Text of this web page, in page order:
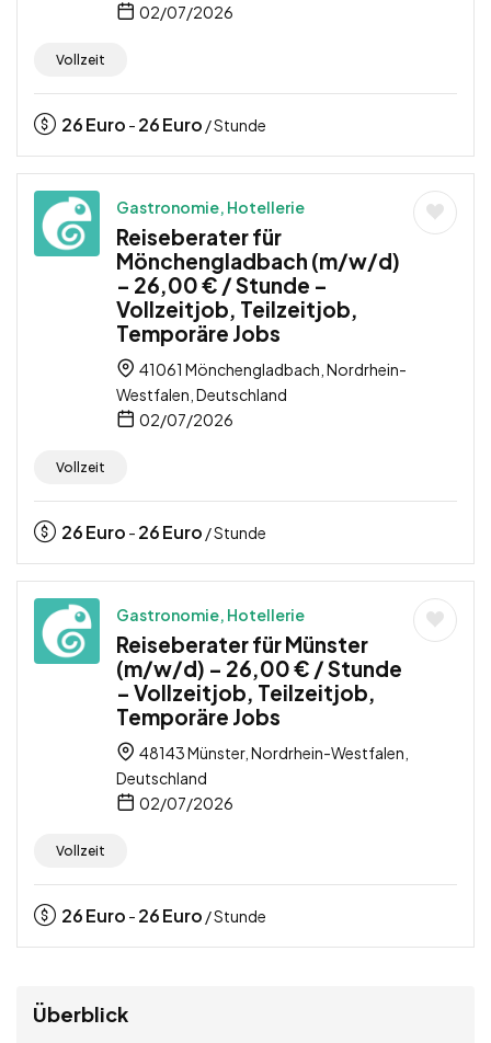
02/07/2026
Vollzeit
26Euro - 26Euro / Stunde
Gastronomie, Hotellerie
Reiseberater für
Mönchengladbach (m/w/d)
– 26,00 € / Stunde –
Vollzeitjob, Teilzeitjob,
Temporäre Jobs
41061 Mönchengladbach, Nordrhein-
Westfalen, Deutschland
02/07/2026
Vollzeit
26Euro - 26Euro / Stunde
Gastronomie, Hotellerie
Reiseberater für Münster
(m/w/d) – 26,00 € / Stunde
– Vollzeitjob, Teilzeitjob,
Temporäre Jobs
48143 Münster, Nordrhein-Westfalen,
Deutschland
02/07/2026
Vollzeit
26Euro - 26Euro / Stunde
Überblick